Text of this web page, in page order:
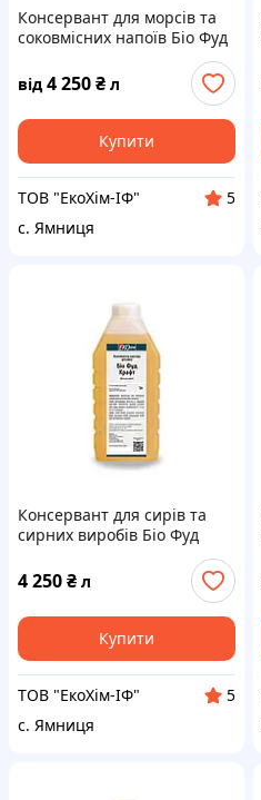
Консервант для морсів та
соковмісних напоїв Біо Фуд
ЕНЕРДЖИ ПЛЮС | 1 літр
від 4 250₴ л
Купити
ТОВ "ЕкоХім-ІФ"
5
с. Ямниця
Консервант для сирів та
сирних виробів Біо Фуд
терміну придатності | 1
літр
4 250₴ л
Купити
ТОВ "ЕкоХім-ІФ"
5
с. Ямниця